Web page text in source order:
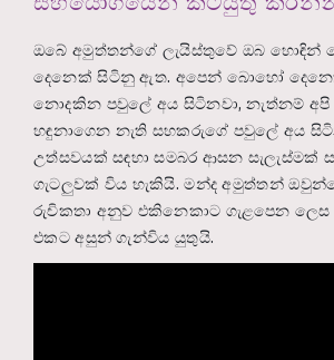
ඔබේ අමුත්තන්ගේ ලැයිස්තුවේ ඔබ
දෙනෙක් සිටිනු ඇත. අපෙන් බොහෝ
නොදකින පවුලේ අය සිටිනවා, නැත්නම්
හඳුනාගෙන නැති සහකරුගේ පවුලේ අය
උත්සවයක් සඳහා සමබර ආසන සැලැස්මක්
ගැටලුවක් විය හැකියි. මන්ද අමුත්තන්
රුචිකතා අනුව එකිනෙකාට ගැළපෙන
එකට අසුන් ගැන්විය යුතුයි.